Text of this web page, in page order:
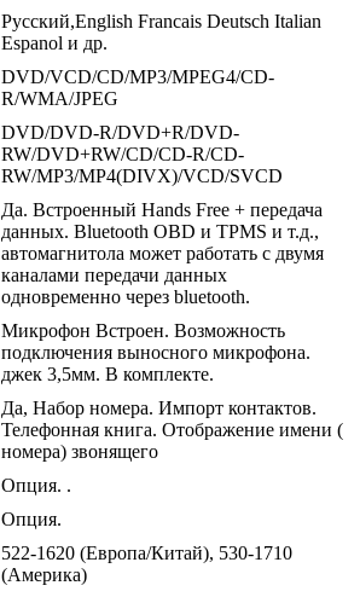
Русский,English Francais Deutsch Italian
Espanol и др.
DVD/VCD/CD/MP3/MPEG4/CD-
R/WMA/JPEG
DVD/DVD-R/DVD+R/DVD-
RW/DVD+RW/CD/CD-R/CD-
RW/MP3/MP4(DIVX)/VCD/SVCD
Да. Встроенный Hands Free + передача
данных. Bluetooth OBD и TPMS и т.д.,
автомагнитола может работать с двумя
каналами передачи данных
одновременно через bluetooth.
Микрофон Встроен. Возможность
подключения выносного микрофона.
джек 3,5мм. В комплекте.
Да, Набор номера. Импорт контактов.
Телефонная книга. Отображение имени (
номера) звонящего
Опция. .
Опция.
522-1620 (Европа/Китай), 530-1710
(Америка)